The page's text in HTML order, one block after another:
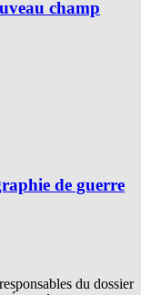
champ
de guerre
du dossier